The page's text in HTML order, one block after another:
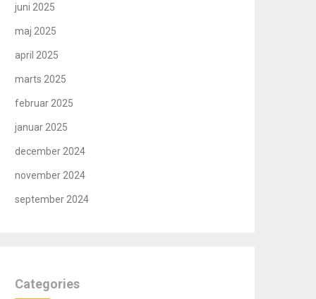
juni 2025
maj 2025
april 2025
marts 2025
februar 2025
januar 2025
december 2024
november 2024
september 2024
Categories